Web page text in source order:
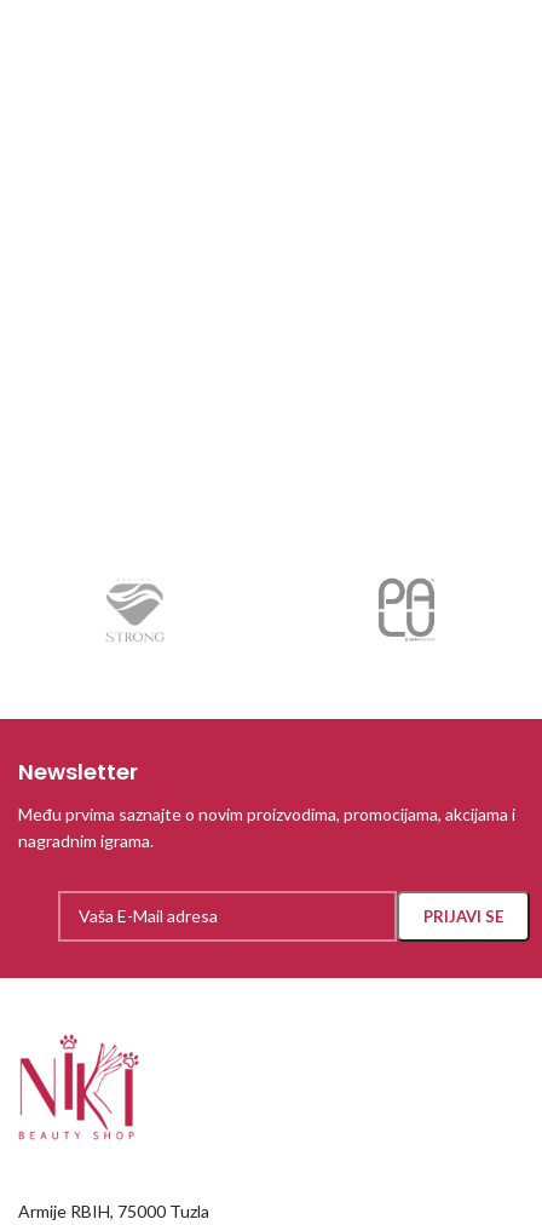
Newsletter
Među prvima saznajte o novim proizvodima, promocijama, akcijama i
nagradnim igrama.
Armije RBIH, 75000 Tuzla